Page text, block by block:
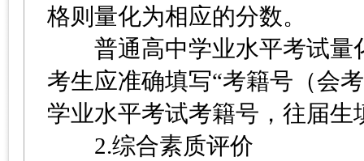
格则量化为相应的分数。
普通高中学业水平考试量
考生应准确填写“考籍号（会
学业水平考试考籍号，往届生
2.综合素质评价